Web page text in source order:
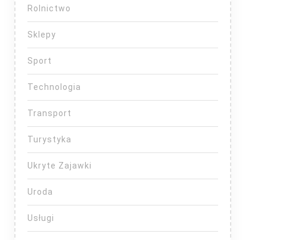
Rolnictwo
Sklepy
Sport
Technologia
Transport
Turystyka
Ukryte Zajawki
Uroda
Usługi